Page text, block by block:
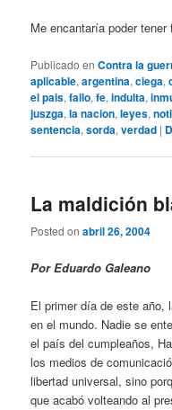
Me encantaría poder
Publicado en Contra la
aplicable,argentina,ciega,
el pais,fallo,fe,indulta,
juszga,la nacion,leyes,
sentencia,sorda,verdad |
La maldición
Posted onabril 26, 2004
Por Eduardo Galeano
El primer día de este año,
en el mundo. Nadie se
el país del cumpleaños,
los medios de
libertad universal, sino
que acabó volteando al